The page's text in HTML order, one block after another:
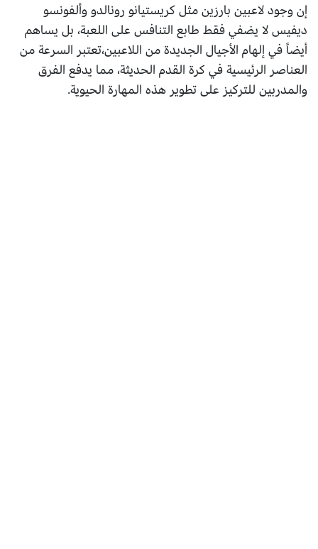
إن وجود لاعبين بارزين مثل كريستيانو رونالدو وألفونسو
ديفيس لا يضفي فقط طابع التنافس على اللعبة، بل يساهم
أيضاً في إلهام الأجيال الجديدة من اللاعبين،تعتبر السرعة من
العناصر الرئيسية في كرة القدم الحديثة، مما يدفع الفرق
والمدربين للتركيز على تطوير هذه المهارة الحيوية.